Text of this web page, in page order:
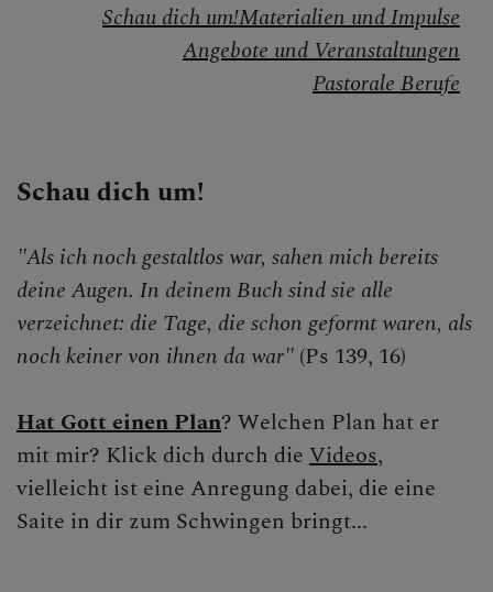
Berufung
Wiedereintritt
Synodaler Prozess
Arbeitslosenfond
Schöpfung
BEGEGNEN
Schau dich um!Materialien und Impulse
Angebote und Veranstaltungen
Pastorale Berufe
Schau dich um!
"Als ich noch gestaltlos war, sahen mich bereits
deine Augen. In deinem Buch sind sie alle
verzeichnet: die Tage, die schon geformt waren, als
noch keiner von ihnen da war" (Ps 139, 16)
Hat Gott einen Plan? Welchen Plan hat er
mit mir? Klick dich durch die Videos,
vielleicht ist eine Anregung dabei, die eine
Saite in dir zum Schwingen bringt...